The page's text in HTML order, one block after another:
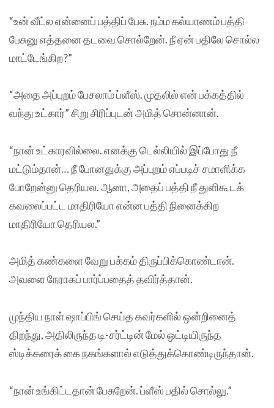
“உன் வீட்ல என்னைப் பத்திப் பேசு. நம்ம கல்யாணம் பத்தி
பேசுனு எத்தனை தடவை சொல்றேன். நீ ஏன் பதிலே சொல்ல
மாட்டேங்கிற?”
“அதை அப்புறம் பேசலாம் ப்ளீஸ். முதலில் என் பக்கத்தில்
வந்து உட்கார்” சிறு சிரிப்புடன் அமித் சொன்னான்.
“நான் உட்காரவில்லை. எனக்கு டெல்லியில் இப்போது நீ
மட்டும்தான்… நீ போனதுக்கு அப்புறம் எப்படிச் சமாளிக்க
போறேன்னு தெரியல. ஆனா, அதைப் பத்தி நீ துளிகூடக்
கவலைப்பட்ட மாதிரியோ என்ன பத்தி நினைக்கிற
மாதிரியோ தெரியல.”
அமித் கண்களை வேறு பக்கம் திருப்பிக்கொண்டான்.
அவளை நேராகப் பார்ப்பதைத் தவிர்த்தான்.
முந்திய நாள் ஷாப்பிங் செய்த கவர்களில் ஒன்றினைத்
திறந்து, அதிலிருந்த டி-சர்ட்டின் மேல் ஒட்டியிருந்த
ஸ்டிக்கரைக் கை நகங்களால் எடுத்துக்கொண்டிருந்தான்.
“நான் உங்கிட்டதான் பேசுறேன். ப்ளீஸ் பதில் சொல்லு.”